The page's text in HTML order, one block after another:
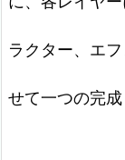
ラクター、エ
せて一つの完成